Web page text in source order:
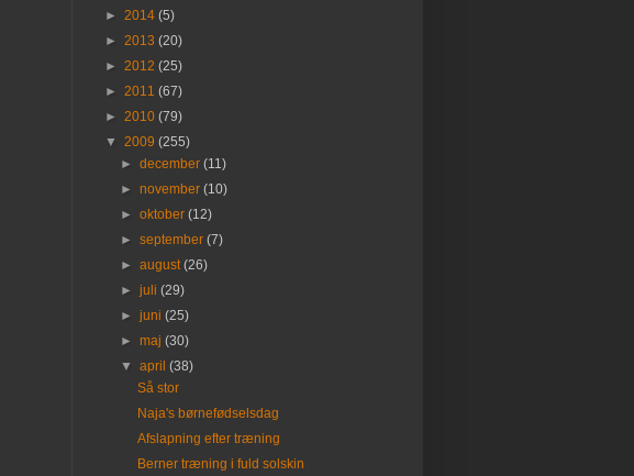
► 2014 (5)
► 2013 (20)
► 2012 (25)
► 2011 (67)
► 2010 (79)
▼ 2009 (255)
►december(11)
►november(10)
►oktober(12)
►september(7)
►august(26)
►juli(29)
►juni(25)
►maj(30)
▼april(38)
Så stor
Naja's børnefødselsdag
Afslapning efter træning
Berner træning i fuld solskin